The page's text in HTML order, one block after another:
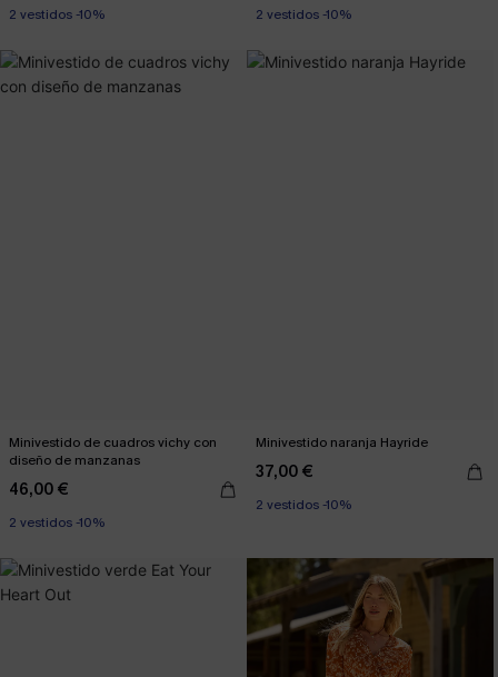
2 vestidos -10% 2 vestidos -10%
Minivestido de cuadros vichy con
diseño de manzanas
46,00 €
2 vestidos -10%
Minivestido naranja Hayride
37,00 €
2 vestidos -10%